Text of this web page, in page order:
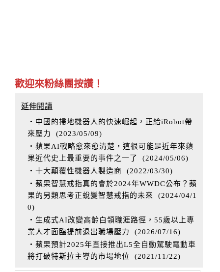
歡迎來粉絲團按讚！
延伸閱讀
‧中國的掃地機器人的快速崛起，正給iRobot帶
來壓力
(2023/05/09)
‧蘋果AI戰略愈來愈清楚，這很可能是近年來蘋
果近代史上最重要的事件之一了
(2024/05/06)
‧十大顛覆性機器人製造商
(2022/03/30)
‧蘋果智慧戒指真的會於2024年WWDC公布？蘋
果的另類思考正蛻變智慧戒指的未來
(2024/04/1
0)
‧生成式AI改變高齡白領職涯路徑，55歲以上專
業人才面臨提前退出職場壓力
(2026/07/16)
‧蘋果預計2025年直接推出L5全自動駕駛電動車
將打破特斯拉主導的市場地位
(2021/11/22)